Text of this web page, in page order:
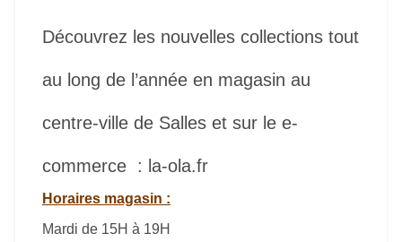
Découvrez les nouvelles collections tout
au long de l’année en magasin au
centre-ville de Salles et sur le e-
commerce : la-ola.fr
Horaires magasin :
Mardi de 15H à 19H